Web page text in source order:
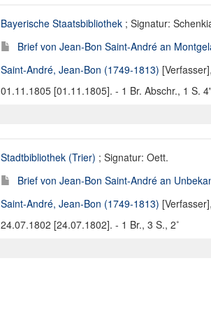
Bayerische Staatsbibliothek ; Signatur:
Brief von Jean-Bon Saint-André an
Saint-André, Jean-Bon (1749-1813)
01.11.1805 [01.11.1805]. - 1 Br. Abschr., 1 S.
Stadtbibliothek (Trier) ; Signatur: Oett.
Brief von Jean-Bon Saint-André an
Saint-André, Jean-Bon (1749-1813)
24.07.1802 [24.07.1802]. - 1 Br., 3 S., 2˚